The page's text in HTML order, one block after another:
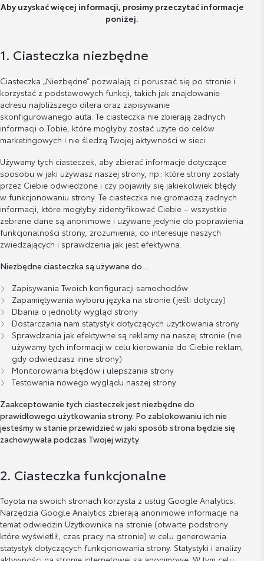
Aby uzyskać więcej informacji, prosimy przeczytać informacje
poniżej.
1. Ciasteczka niezbędne
Ciasteczka „Niezbędne” pozwalają ci poruszać się po stronie i
korzystać z podstawowych funkcji, takich jak znajdowanie
adresu najbliższego dilera oraz zapisywanie
skonfigurowanego auta. Te ciasteczka nie zbierają żadnych
informacji o Tobie, które mogłyby zostać użyte do celów
marketingowych i nie śledzą Twojej aktywności w sieci.
Używamy tych ciasteczek, aby zbierać informacje dotyczące
sposobu w jaki używasz naszej strony, np.: które strony zostały
przez Ciebie odwiedzone i czy pojawiły się jakiekolwiek błędy
w funkcjonowaniu strony. Te ciasteczka nie gromadzą żadnych
informacji, które mogłyby zidentyfikować Ciebie – wszystkie
zebrane dane są anonimowe i używane jedynie do poprawienia
funkcjonalności strony, zrozumienia, co interesuje naszych
zwiedzających i sprawdzenia jak jest efektywna.
Niezbędne ciasteczka są używane do…
Zapisywania Twoich konfiguracji samochodów
Zapamiętywania wyboru języka na stronie (jeśli dotyczy)
Dbania o jednolity wygląd strony
Dostarczania nam statystyk dotyczących użytkowania strony
Sprawdzania jak efektywne są reklamy na naszej stronie (nie
używamy tych informacji w celu kierowania do Ciebie reklam,
gdy odwiedzasz inne strony)
Monitorowania błędów i ulepszania strony
Testowania nowego wyglądu naszej strony
Zaakceptowanie tych ciasteczek jest niezbędne do
prawidłowego użytkowania strony. Po zablokowaniu ich nie
jesteśmy w stanie przewidzieć w jaki sposób strona będzie się
zachowywała podczas Twojej wizyty
2. Ciasteczka funkcjonalne
Toyota na swoich stronach korzysta z usług Google Analytics.
Narzędzia Google Analytics zbierają anonimowe informacje na
temat odwiedzin Użytkownika na stronie (otwarte podstrony
które wyświetlił, czas pracy na stronie) w celu generowania
statystyk dotyczących funkcjonowania strony. Statystyki i analizy